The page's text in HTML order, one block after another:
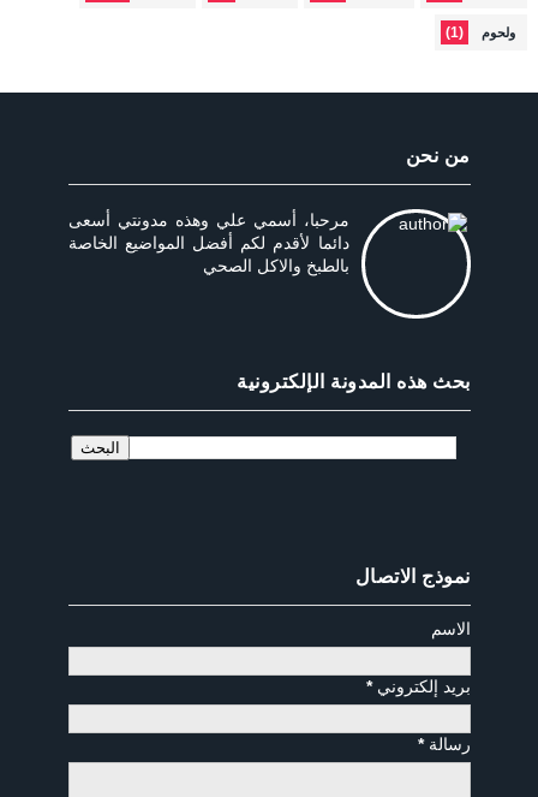
ولحوم (1)
من نحن
مرحبا، أسمي علي وهذه مدونتي أسعى
دائما لأقدم لكم أفضل المواضيع الخاصة
بالطبخ والاكل الصحي
بحث هذه المدونة الإلكترونية
نموذج الاتصال
الاسم
بريد إلكتروني*
رسالة*